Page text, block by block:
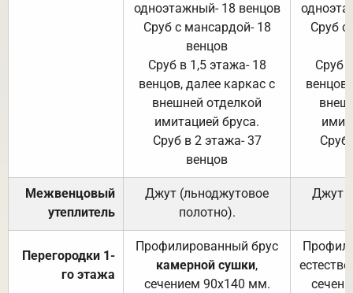
одноэтажный- 18 венцов
Сруб с мансардой- 18
венцов
Сруб в 1,5 этажа- 18
венцов, далее каркас с
внешней отделкой
имитацией бруса.
Сруб в 2 этажа- 37
венцов
Сруб с
Сруб
Сруб
Межвенцовый
утеплитель
Джут (льноджутовое
полотно).
Джут
Перегородки 1-
го этажа
Профилированный брус
камерной сушки,
сечением 90х140 мм.